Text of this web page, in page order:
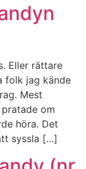
Eller rättare
folk jag kände
Mest
om
höra. Det
syssla […]